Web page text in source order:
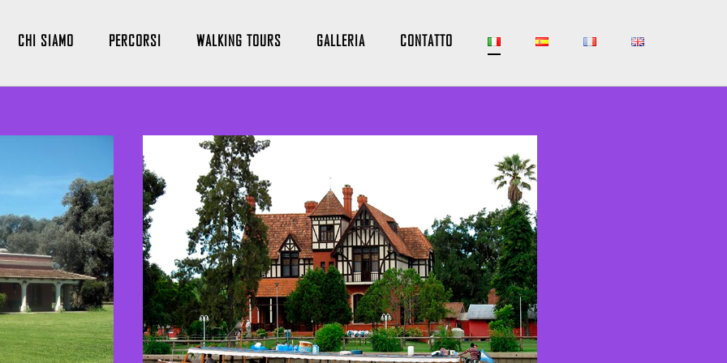
CHI SIAMO PERCORSI WALKING TOURS GALLERIA CONTATTO